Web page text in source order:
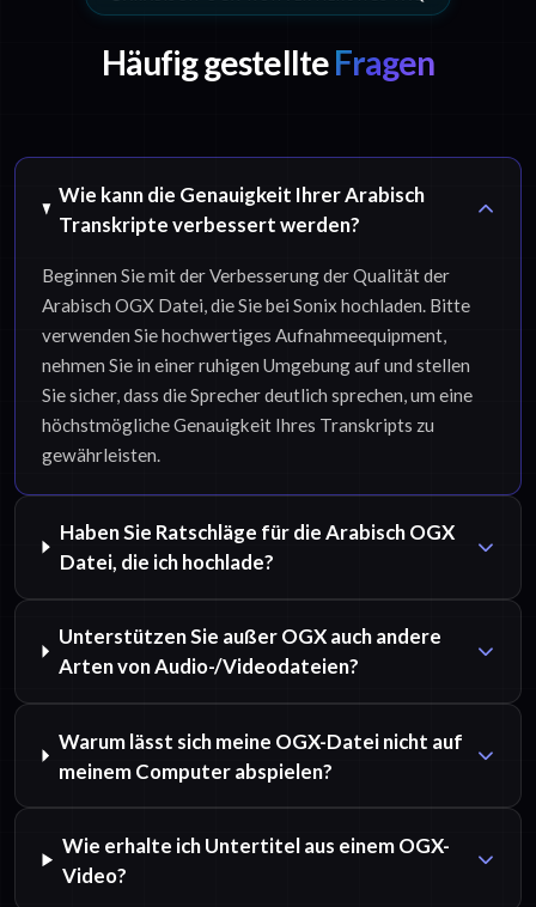
Häufig gestellteFragen
Wie kann die Genauigkeit Ihrer Arabisch
Transkripte verbessert werden?
Beginnen Sie mit der Verbesserung der Qualität der
Arabisch OGX Datei, die Sie bei Sonix hochladen. Bitte
verwenden Sie hochwertiges Aufnahmeequipment,
nehmen Sie in einer ruhigen Umgebung auf und stellen
Sie sicher, dass die Sprecher deutlich sprechen, um eine
höchstmögliche Genauigkeit Ihres Transkripts zu
gewährleisten.
Haben Sie Ratschläge für die Arabisch OGX
Datei, die ich hochlade?
Unterstützen Sie außer OGX auch andere
Arten von Audio-/Videodateien?
Warum lässt sich meine OGX-Datei nicht auf
meinem Computer abspielen?
Wie erhalte ich Untertitel aus einem OGX-
Video?